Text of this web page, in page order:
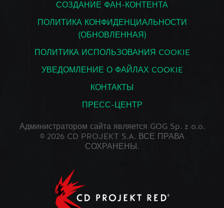
СОЗДАНИЕ ФАН-КОНТЕНТА
ПОЛИТИКА КОНФИДЕНЦИАЛЬНОСТИ
(ОБНОВЛЕННАЯ)
ПОЛИТИКА ИСПОЛЬЗОВАНИЯ COOKIE
УВЕДОМЛЕНИЕ О ФАЙЛАХ COOKIE
КОНТАКТЫ
ПРЕСС-ЦЕНТР
Администратором сайта является GOG Sp. z o.o.
© 2026 CD PROJEKT S.A. ВСЕ ПРАВА
СОХРАНЕНЫ.